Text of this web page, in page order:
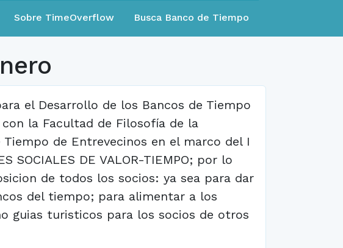
Sobre TimeOverflow Busca Banco de Tiempo
el Desarrollo de los Bancos de Tiempo
la Facultad de Filosofía de la
Tiempo de Entrevecinos en el marco del I
SOCIALES DE VALOR-TIEMPO; por lo
de todos los socios: ya sea para dar
del tiempo; para alimentar a los
guias turisticos para los socios de otros